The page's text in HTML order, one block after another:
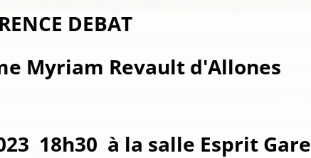
DEBAT
Myriam Revault d'Allones
18h30 à la salle Esprit Gare